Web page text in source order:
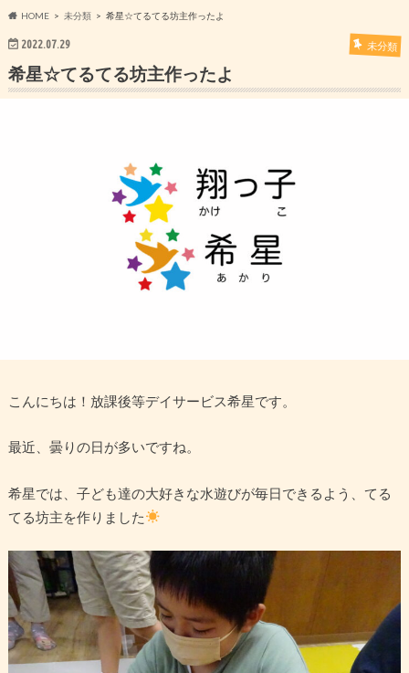
HOME 未分類 希星☆てるてる坊主作ったよ
2022.07.29 未分類
希星☆てるてる坊主作ったよ
こんにちは！放課後等デイサービス希星です。
最近、曇りの日が多いですね。
希星では、子ども達の大好きな水遊びが毎日できるよう、てる
てる坊主を作りました